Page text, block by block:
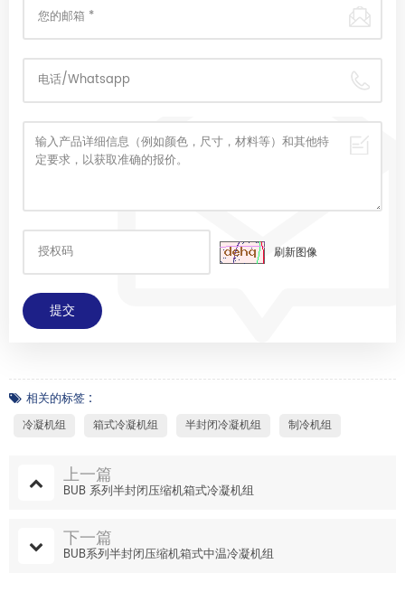
刷新图像
相关的标签 :
冷凝机组 箱式冷凝机组 半封闭冷凝机组 制冷机组
上一篇
BUB 系列半封闭压缩机箱式冷凝机组
下一篇
BUB系列半封闭压缩机箱式中温冷凝机组